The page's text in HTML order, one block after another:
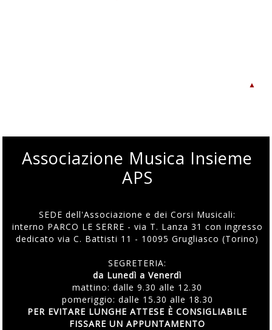
▲
Associazione Musica Insieme
APS
SEDE dell'Associazione e dei Corsi Musicali:
interno PARCO LE SERRE - via T. Lanza 31 con ingresso
dedicato via C. Battisti 11 - 10095 Grugliasco (Torino)
SEGRETERIA:
da Lunedì a Venerdì
mattino: dalle 9.30 alle 12.30
pomeriggio: dalle 15.30 alle 18.30
PER EVITARE LUNGHE ATTESE È CONSIGLIABILE
FISSARE UN APPUNTAMENTO